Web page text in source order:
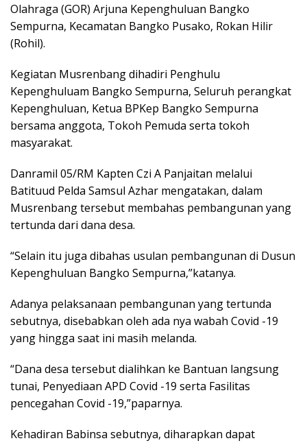
Olahraga (GOR) Arjuna Kepenghuluan Bangko
Sempurna, Kecamatan Bangko Pusako, Rokan Hilir
(Rohil).
Kegiatan Musrenbang dihadiri Penghulu
Kepenghuluam Bangko Sempurna, Seluruh perangkat
Kepenghuluan, Ketua BPKep Bangko Sempurna
bersama anggota, Tokoh Pemuda serta tokoh
masyarakat.
Danramil 05/RM Kapten Czi A Panjaitan melalui
Batituud Pelda Samsul Azhar mengatakan, dalam
Musrenbang tersebut membahas pembangunan yang
tertunda dari dana desa.
“Selain itu juga dibahas usulan pembangunan di Dusun
Kepenghuluan Bangko Sempurna,”katanya.
Adanya pelaksanaan pembangunan yang tertunda
sebutnya, disebabkan oleh ada nya wabah Covid -19
yang hingga saat ini masih melanda.
“Dana desa tersebut dialihkan ke Bantuan langsung
tunai, Penyediaan APD Covid -19 serta Fasilitas
pencegahan Covid -19,”paparnya.
Kehadiran Babinsa sebutnya, diharapkan dapat